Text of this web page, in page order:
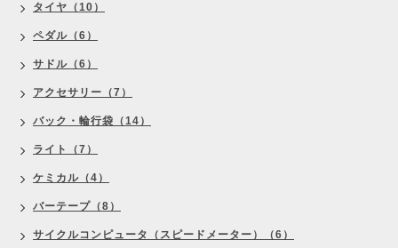
タイヤ（10）
ペダル（6）
サドル（6）
アクセサリー（7）
バック・輪行袋（14）
ライト（7）
ケミカル（4）
バーテープ（8）
サイクルコンピュータ（スピードメーター）（6）